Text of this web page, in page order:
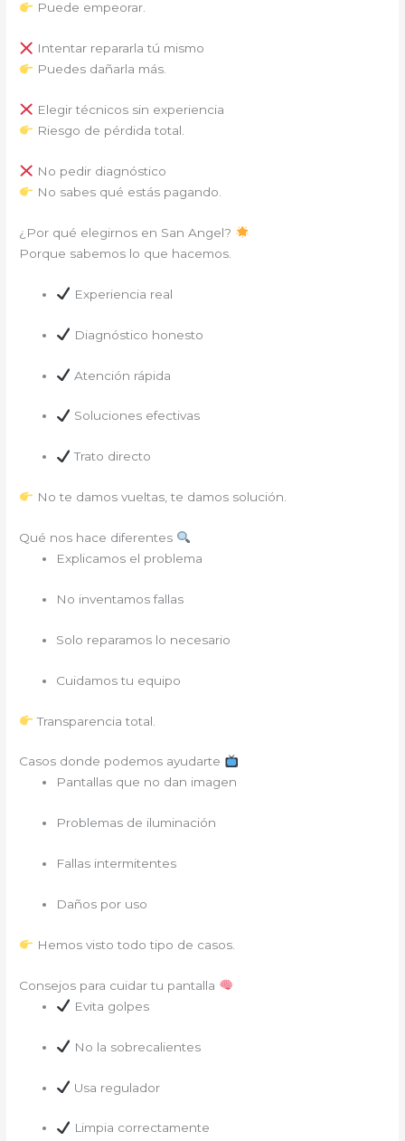
Puede empeorar.
Intentar repararla tú mismo
Puedes dañarla más.
Elegir técnicos sin experiencia
Riesgo de pérdida total.
No pedir diagnóstico
No sabes qué estás pagando.
¿Por qué elegirnos en San Angel?
Porque sabemos lo que hacemos.
Experiencia real
Diagnóstico honesto
Atención rápida
Soluciones efectivas
Trato directo
No te damos vueltas, te damos solución.
Qué nos hace diferentes
Explicamos el problema
No inventamos fallas
Solo reparamos lo necesario
Cuidamos tu equipo
Transparencia total.
Casos donde podemos ayudarte
Pantallas que no dan imagen
Problemas de iluminación
Fallas intermitentes
Daños por uso
Hemos visto todo tipo de casos.
Consejos para cuidar tu pantalla
Evita golpes
No la sobrecalientes
Usa regulador
Limpia correctamente